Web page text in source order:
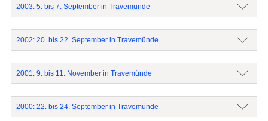
2003: 5. bis 7. September in Travemünde
2002: 20. bis 22. September in Travemünde
2001: 9. bis 11. November in Travemünde
2000: 22. bis 24. September in Travemünde